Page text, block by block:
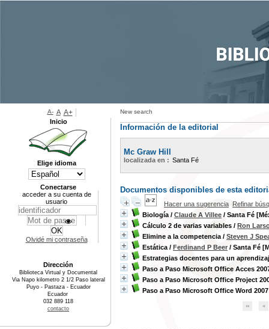
New search
Información de la editorial
Mc Graw Hill
localizada en : Santa Fé
Documentos disponibles de esta
Hacer una sugerencia Refinar
Biología / Claude A Villee / Santa Fé
Cálculo 2 de varias variables / Ron
Elimine a la competencia / Steven J
Estática / Ferdinand P Beer / Santa Fé
Estrategias docentes para un
Paso a Paso Microsoft Office Acces
Paso a Paso Microsoft Office Project
Paso a Paso Microsoft Office Word 2007
A- A A+
Inicio
Elige idioma
Conectarse
acceder a su cuenta de
usuario
Olvidé mi contraseña
Dirección
Biblioteca Virtual y Documental
Via Napo kilometro 2 1/2 Paso lateral
Puyo - Pastaza - Ecuador
Ecuador
032 889 118
contacto